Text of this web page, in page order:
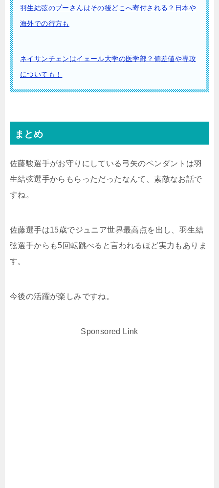
羽生結弦のプーさんはその後どこへ寄付される？日本や
海外での行方も
ネイサンチェンはイェール大学の医学部？偏差値や専攻
についても！
まとめ
佐藤駿選手がお守りにしている弓矢のペンダントは羽
生結弦選手からもらっただったなんて、素敵なお話で
すね。
佐藤選手は15歳でジュニア世界最高点を出し、羽生結
弦選手からも5回転跳べると言われるほど実力もありま
す。
今後の活躍が楽しみですね。
Sponsored Link